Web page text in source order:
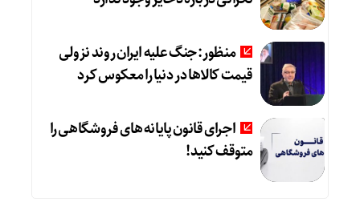
منظور: جنگ علیه ایران روند نزولی
قیمت کالاها در دنیا را معکوس کرد
اجرای قانون پایانه های فروشگاهی را
متوقف کنید!